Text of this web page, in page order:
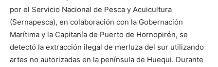
por el Servicio Nacional de Pesca y Acuicultura
(Sernapesca), en colaboración con la Gobernación
Marítima y la Capitanía de Puerto de Hornopirén, se
detectó la extracción ilegal de merluza del sur utilizando
artes no autorizadas en la península de Huequi. Durante